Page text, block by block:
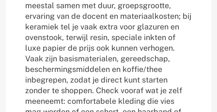
meestal samen met duur, groepsgrootte,
ervaring van de docent en materiaalkosten; bij
keramiek tel je vaak extra voor glazuren en
ovenstook, terwijl resin, speciale inkten of
luxe papier de prijs ook kunnen verhogen.
Vaak zijn basismaterialen, gereedschap,
beschermingsmiddelen en koffie/thee
inbegrepen, zodat je direct kunt starten
zonder te shoppen. Check vooraf wat je zelf
meeneemt: comfortabele kleding die vies